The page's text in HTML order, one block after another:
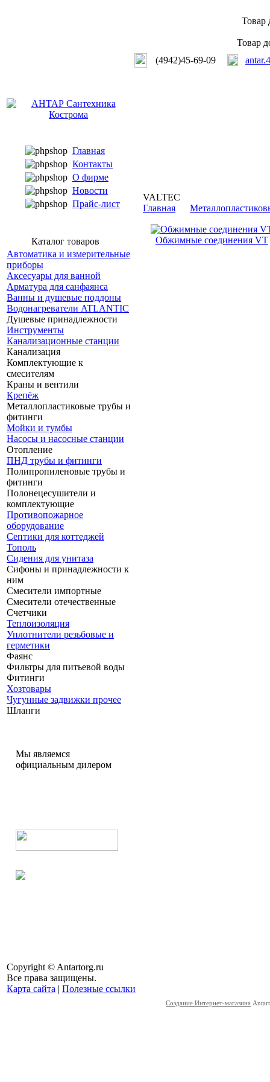
Товар
Товар
(4942)45-69-09
Главная
Контакты
О фирме
Новости
Прайс-лист
Каталог товаров
Автоматика и измерительные
приборы
Аксесуары для ванной
Арматура для санфаянса
Ванны и душевые поддоны
Водонагреватели ATLANTIC
Душевые принадлежности
Инструменты
Канализационные станции
Канализация
Комплектующие к
смесителям
Краны и вентили
Крепёж
Металлопластиковые трубы и
фитинги
Мойки и тумбы
Насосы и насосные станции
Отопление
ПНД трубы и фитинги
Полипропиленовые трубы и
фитинги
Полонецесушители и
комплектующие
Противопожарное
оборудование
Септики для коттеджей
Тополь
Сидения для унитаза
Сифоны и принадлежности к
ним
Смесители импортные
Смесители отечественные
Счетчики
Теплоизоляция
Уплотнители резьбовые и
герметики
Фаянс
Фильтры для питьевой воды
Фитинги
Хозтовары
Чугунные задвижки прочее
Шланги
Мы являемся
официальным дилером
VALTEC
Главная
Обжимные соединения VT
Copyright © Antartorg.ru
Все права защищены.
Карта сайта | Полезные ссылки
Создание Интернет-магазина